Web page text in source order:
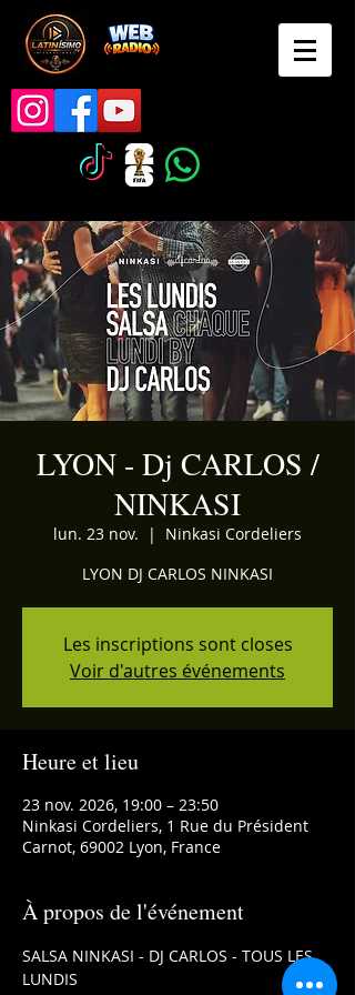
LYON - Dj CARLOS /
NINKASI
lun. 23 nov.
  |
Ninkasi Cordeliers
LYON DJ CARLOS NINKASI
Les inscriptions sont closes
Voir d'autres événements
Heure et lieu
23 nov. 2026, 19:00 – 23:50
Ninkasi Cordeliers, 1 Rue du Président
Carnot, 69002 Lyon, France
À propos de l'événement
SALSA NINKASI - DJ CARLOS - TOUS LES
LUNDIS